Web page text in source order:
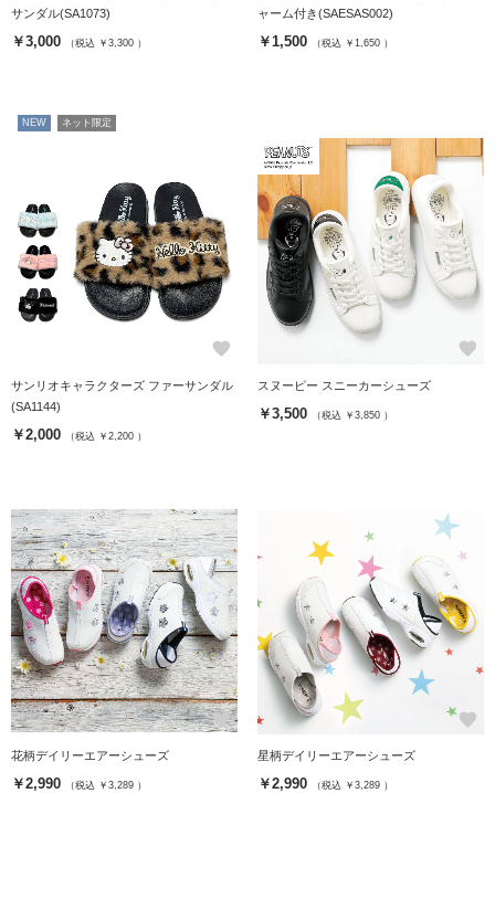
サンダル(SA1073)
￥3,000 （税込 ￥3,300 ）
ャーム付き(SAESAS002)
￥1,500 （税込 ￥1,650 ）
NEW ネット限定
favorite
サンリオキャラクターズ ファーサンダル
(SA1144)
￥2,000 （税込 ￥2,200 ）
favorite
スヌーピー スニーカーシューズ
￥3,500 （税込 ￥3,850 ）
favorite
花柄デイリーエアーシューズ
￥2,990 （税込 ￥3,289 ）
favorite
星柄デイリーエアーシューズ
￥2,990 （税込 ￥3,289 ）